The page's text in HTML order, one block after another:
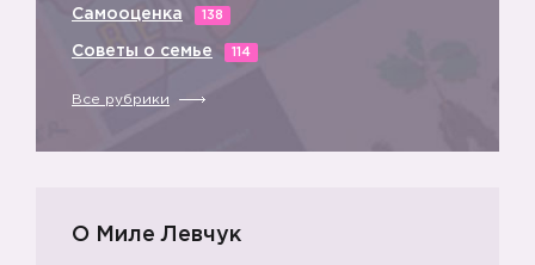
Самооценка 138
Советы о семье 114
Все рубрики
О Миле Левчук